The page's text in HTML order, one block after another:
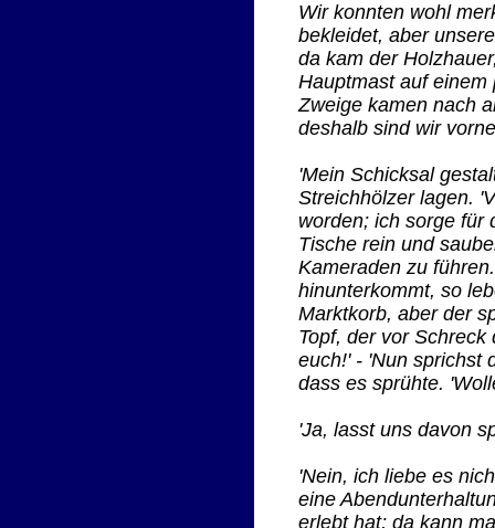
Wir konnten wohl
bekleidet, aber
da kam der
Hauptmast auf
Zweige kamen nach
deshalb sind wir
'Mein Schicksal
Streichhölzer lagen.
worden; ich sorge für
Tische rein und
Kameraden zu
hinunterkommt, so
Marktkorb, aber der
Topf, der vor
euch!' - 'Nun sprichst
dass es sprühte.
'Ja, lasst uns davon
'Nein, ich liebe es
eine
erlebt hat; da kann